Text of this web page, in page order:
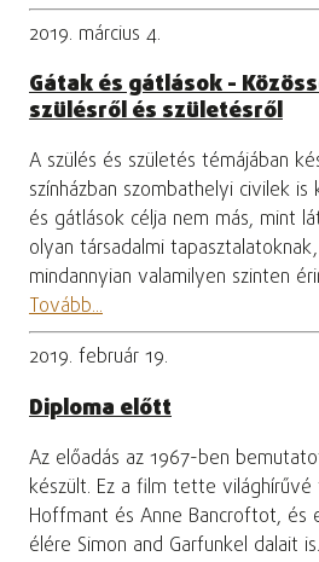
2019. március 4.
Gátak és gátlások -
szülésről és születésről
A szülés és születés témájában
színházban szombathelyi civilek
és gátlások célja nem más, mint
olyan társadalmi
mindannyian valamilyen szinten
Tovább...
2019. február 19.
Diploma előtt
Az előadás az 1967-ben
készült. Ez a film tette
Hoffmant és Anne Bancroftot, és
élére Simon and Garfunkel dalait is.